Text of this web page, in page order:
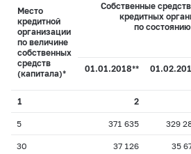
Место
кредитной
организации
по величине
собственных
средств
(капитала)*
Собственные
кредитных
по
01.01.2018**
1 2
5 371 635 329
30 37 126 35